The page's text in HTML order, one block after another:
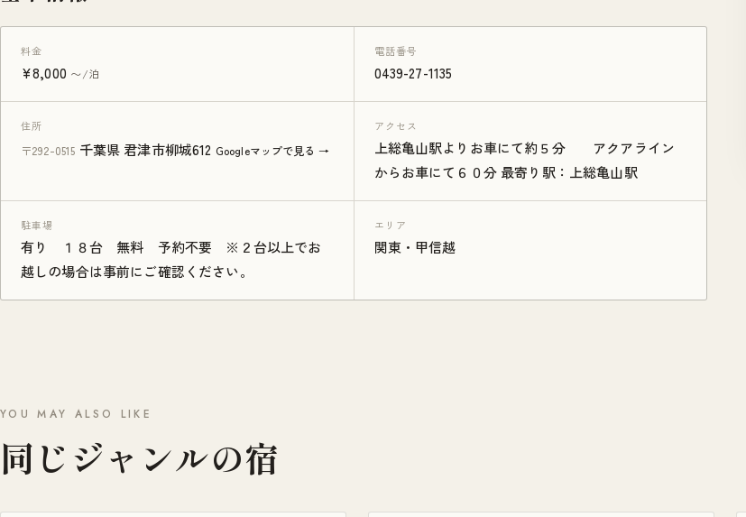
料金
¥8,000 〜/泊
電話番号
0439-27-1135
住所
〒292-0515 千葉県 君津市柳城612 Googleマップで見る →
アクセス
上総亀山駅よりお車にて約５分 アクアライン
からお車にて６０分 最寄り駅：上総亀山駅
駐車場
有り １８台 無料 予約不要 ※２台以上でお
越しの場合は事前にご確認ください。
エリア
関東・甲信越
YOU MAY ALSO LIKE
同じジャンルの宿